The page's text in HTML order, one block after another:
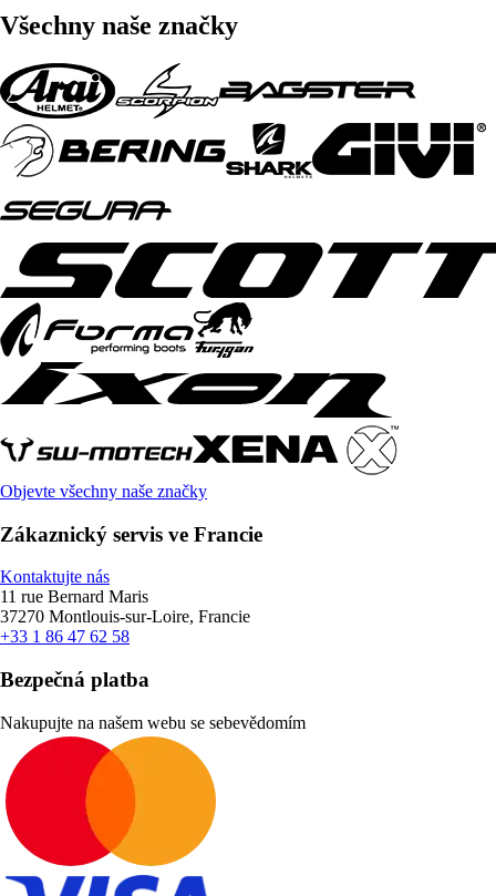
Všechny naše značky
Objevte všechny naše značky
Zákaznický servis ve Francie
Kontaktujte nás
11 rue Bernard Maris
37270 Montlouis-sur-Loire, Francie
+33 1 86 47 62 58
Bezpečná platba
Nakupujte na našem webu se sebevědomím